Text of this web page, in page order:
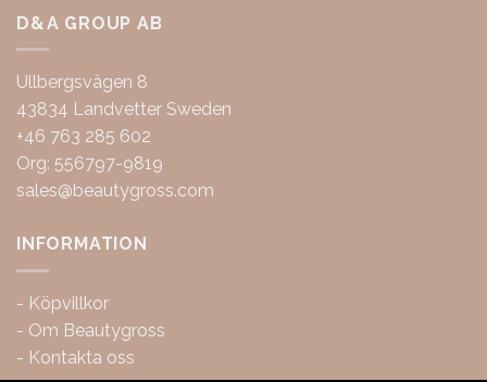
D&A GROUP AB
Ullbergsvägen 8
43834 Landvetter Sweden
+46 763 285 602
Org: 556797-9819
sales@beautygross.com
INFORMATION
- Köpvillkor
- Om Beautygross
- Kontakta oss